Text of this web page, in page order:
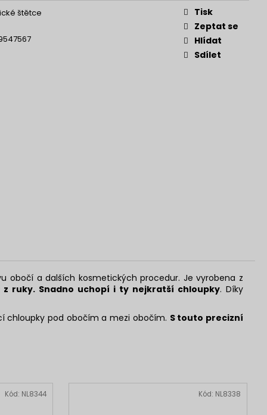
štětce
Tisk
Zeptat se
Hlídat
Sdílet
obočí a dalších kosmetických procedur. Je vyrobena z
z ruky. Snadno uchopí i ty nejkratší chloupky. Díky
chloupky pod obočím a mezi obočím. S touto precizní
Kód: NL8344 Kód: NL8338